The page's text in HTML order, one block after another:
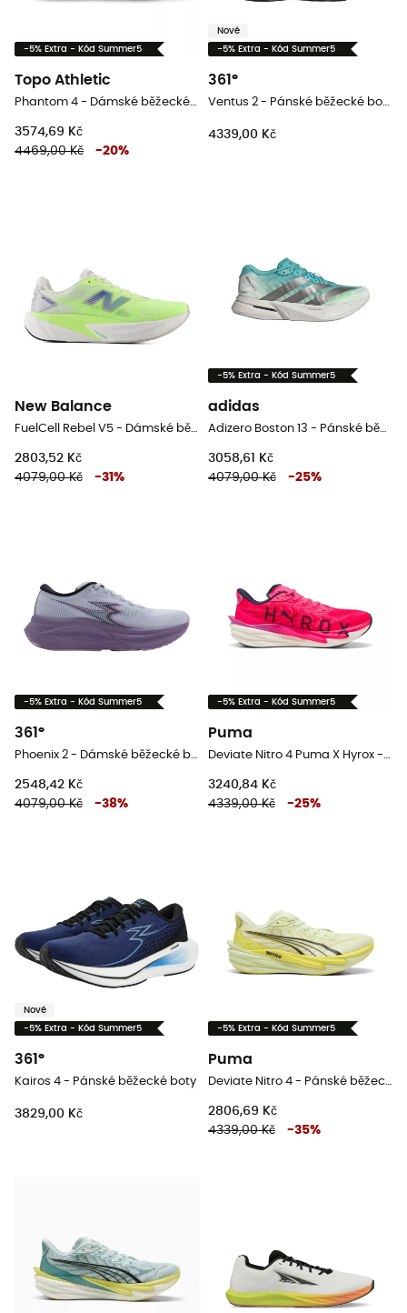
-5% Extra - Kód Summer5
Topo Athletic
Phantom 4 - Dámské běžecké boty
3574,69 Kč
4469,00 Kč
-20%
Nové
-5% Extra - Kód Summer5
361°
Ventus 2 - Pánské běžecké boty
4339,00 Kč
New Balance
FuelCell Rebel V5 - Dámské běžecké boty
2803,52 Kč
4079,00 Kč
-31 %
-5% Extra - Kód Summer5
adidas
Adizero Boston 13 - Pánské běžecké boty
3058,61 Kč
4079,00 Kč
-25%
-5% Extra - Kód Summer5
361°
Phoenix 2 - Dámské běžecké boty
2548,42 Kč
4079,00 Kč
-38%
-5% Extra - Kód Summer5
Puma
Deviate Nitro 4 Puma X Hyrox - Pánské běžecké boty
3240,84 Kč
4339,00 Kč
-25%
Nové
-5% Extra - Kód Summer5
361°
Kairos 4 - Pánské běžecké boty
3829,00 Kč
-5% Extra - Kód Summer5
Puma
Deviate Nitro 4 - Pánské běžecké boty
2806,69 Kč
4339,00 Kč
-35%